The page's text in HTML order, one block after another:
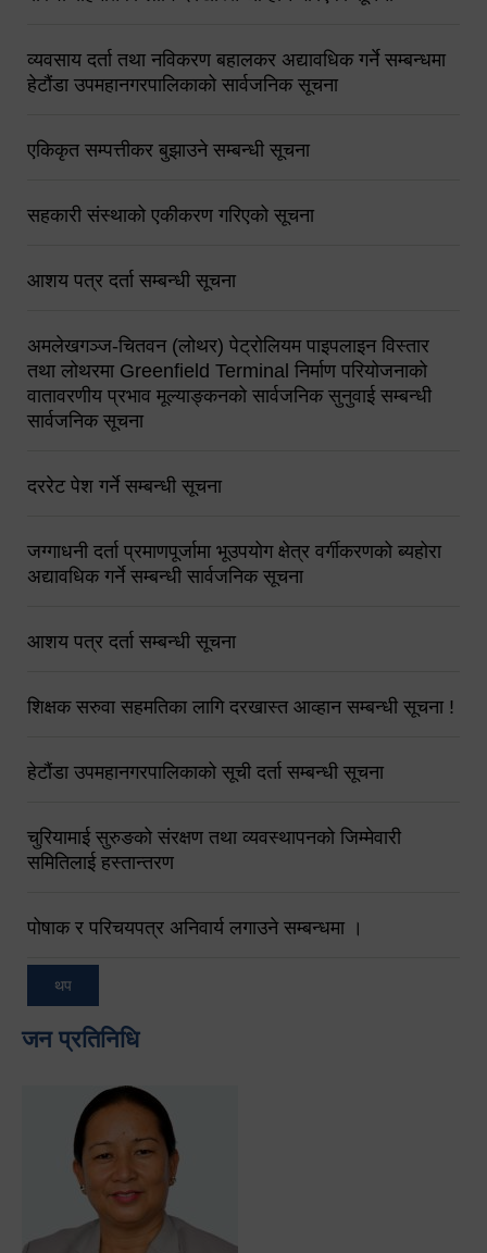
व्यवसाय दर्ता तथा नविकरण बहालकर अद्यावधिक गर्ने सम्बन्धमा
हेटौंडा उपमहानगरपालिकाको सार्वजनिक सूचना
एकिकृत सम्पत्तीकर बुझाउने सम्बन्धी सूचना
सहकारी संस्थाको एकीकरण गरिएको सूचना
आशय पत्र दर्ता सम्बन्धी सूचना
अमलेखगञ्ज-चितवन (लोथर) पेट्रोलियम पाइपलाइन विस्तार
तथा लोथरमा Greenfield Terminal निर्माण परियोजनाको
वातावरणीय प्रभाव मूल्याङ्कनको सार्वजनिक सुनुवाई सम्बन्धी
सार्वजनिक सूचना
दररेट पेश गर्ने सम्बन्धी सूचना
जग्गाधनी दर्ता प्रमाणपूर्जामा भूउपयोग क्षेत्र वर्गीकरणको ब्यहोरा
अद्यावधिक गर्ने सम्बन्धी सार्वजनिक सूचना
आशय पत्र दर्ता सम्बन्धी सूचना
शिक्षक सरुवा सहमतिका लागि दरखास्त आव्हान सम्बन्धी सूचना !
हेटौंडा उपमहानगरपालिकाको सूची दर्ता सम्बन्धी सूचना
चुरियामाई सुरुङको संरक्षण तथा व्यवस्थापनको जिम्मेवारी
समितिलाई हस्तान्तरण
पोषाक र परिचयपत्र अनिवार्य लगाउने सम्बन्धमा ।
थप
जन प्रतिनिधि